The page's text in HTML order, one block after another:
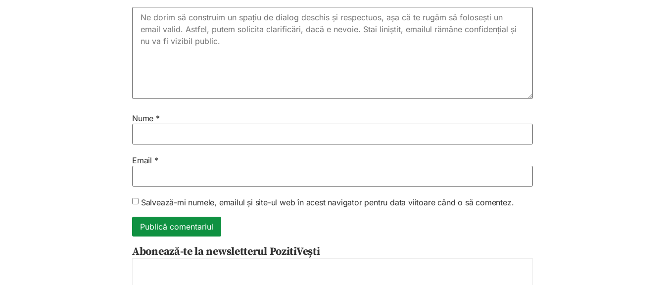
Nume *
Email *
Salvează-mi numele, emailul și site-ul web în acest navigator pentru data viitoare când o să comentez.
Abonează-te la newsletterul PozitiVești